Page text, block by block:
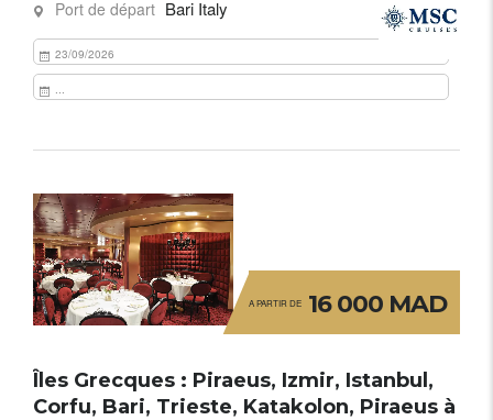
Port de départ Bari Italy
23/09/2026
...
A PARTIR DE 16 000 MAD
Îles Grecques : Piraeus, Izmir, Istanbul,
Corfu, Bari, Trieste, Katakolon, Piraeus à